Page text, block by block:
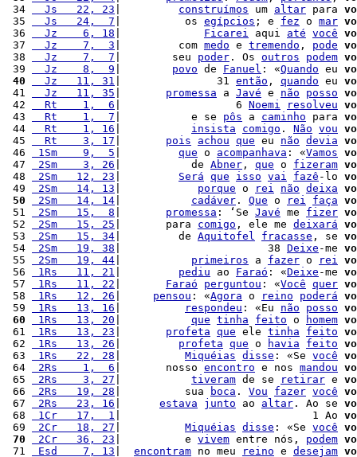
34
  Js   22, 23
construímos um altar para
35
  Js   24,  7
|          os egípcios ; e fez o mar
36
  Jz    6, 18
Ficarei aqui até você
37
  Jz    7,  3
|         com medo e tremendo , pode
38
  Jz    7,  7
|        seu poder . Os outros podem
39
  Jz    8,  9
povo de Fanuel : «Quando eu
40
  Jz   11, 31
|               31 então , quando eu
41
  Jz   11, 35
promessa a Javé e não posso
42
  Rt    1,  6
|                  6 Noemi resolveu
43
  Rt    1,  7
|           e se pôs a caminho para
44
  Rt    1, 16
insista comigo . Não vou
45
  Rt    3, 17
pois achou que eu não devia
46
1Sm    9,  5 que o acompanhava : «Vamos
47
2Sm    3, 26 |           de Abner , que o fizeram
48
2Sm   12, 23 Será que isso vai fazê -lo
49
2Sm   14, 13 porque o rei não deixa
50
2Sm   14, 14 cadáver . Que o rei faça
51
2Sm   15,  8 promessa : ‘Se Javé me fizer
52
2Sm   15, 25 |       para comigo , ele me deixará
53
2Sm   15, 34 |         de Aquitofel fracasse , se
54
2Sm   19, 38 |                       38 Deixe -me
55
2Sm   19, 44 primeiros a fazer o rei
56
1Rs   11, 21 pediu ao Faraó : «Deixe -me
57
1Rs   11, 22 Faraó perguntou : «Você quer
58
1Rs   12, 26 pensou : «Agora o reino poderá
59
1Rs   13, 16 respondeu : «Eu não posso
60
1Rs   13, 20 que tinha feito o homem
61
1Rs   13, 23 profeta que ele tinha feito
62
1Rs   13, 26 profeta que o havia feito
63
1Rs   22, 28 Miquéias disse : «Se você
64
2Rs    1,  6 |       nosso encontro e nos mandou
65
2Rs    3, 27 tiveram de se retirar e
66
2Rs   19, 28 |          sua boca . Vou fazer você
67
2Rs   23, 16 estava junto ao altar . Ao se
68
1Cr   17,  1 |                              1 Ao
69
2Cr   18, 27 Miquéias disse : «Se você
70
2Cr   36, 23 |          e vivem entre nós, podem
71
Esd    7, 13 encontram no meu reino e desejam